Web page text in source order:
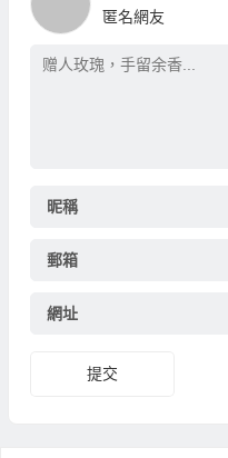
匿名網友
昵稱
郵箱
網址
提交